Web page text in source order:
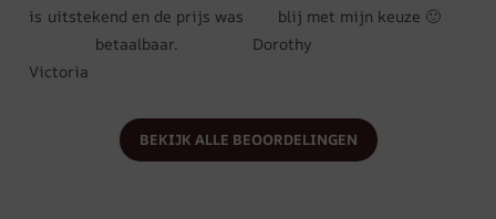
is uitstekend en de prijs was
betaalbaar.
Victoria
blij met mijn keuze 🙂
Dorothy
BEKIJK ALLE BEOORDELINGEN